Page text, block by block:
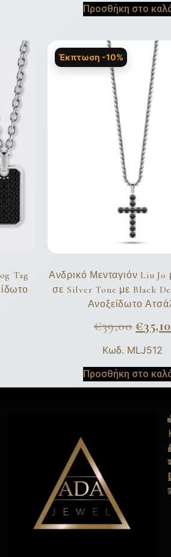
Προσθήκη στο
Tag
Έκπτωση -10%
Ανδρικό Μενταγιόν Liu Jo
σε Silver Tone με Black
Ανοξείδωτο
€39,00 €35,10
Κωδ. MLJ512
Προσθήκη στο